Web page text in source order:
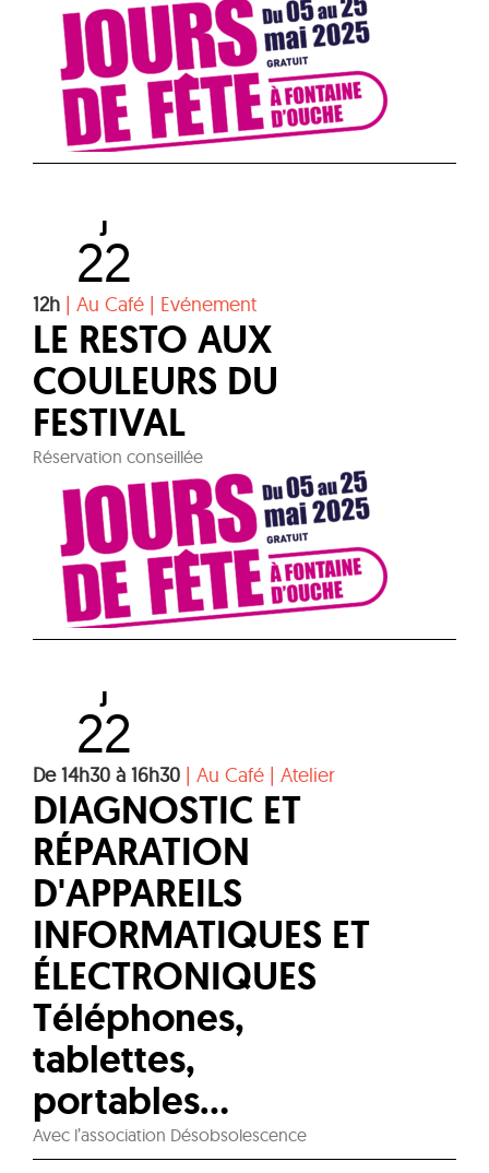
J
22
12h | Au Café | Evénement
LE RESTO AUX
COULEURS DU
FESTIVAL
Réservation conseillée
J
22
De 14h30 à 16h30 | Au Café | Atelier
DIAGNOSTIC ET
RÉPARATION
D'APPAREILS
INFORMATIQUES ET
ÉLECTRONIQUES
Téléphones,
tablettes,
portables...
Avec l’association Désobsolescence